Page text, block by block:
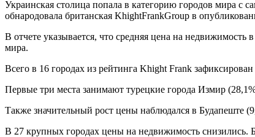
Украинская столица попала в категорию городов мира
обнародовала британская KhightFrankGroup в
В отчете указывается, что средняя цена на
мира.
Всего в 16 городах из рейтинга Khight Frank
Первые три места занимают турецкие города Измир
Также значительный рост цены наблюдался в Будапеште
В 27 крупных городах цены на недвижимость снизились.